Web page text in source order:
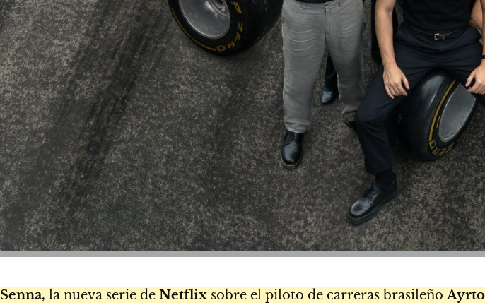
Senna, la nueva serie de Netflix sobre el piloto de carreras brasileño